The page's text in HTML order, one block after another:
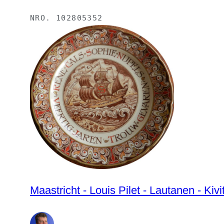
NRO. 102805352
Maastricht - Louis Pilet - Lautanen -